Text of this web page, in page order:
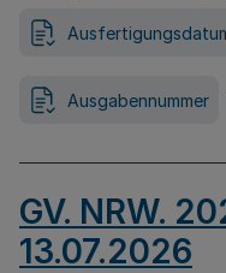
Ausgabennummer
GV. NRW.
13.07.2026